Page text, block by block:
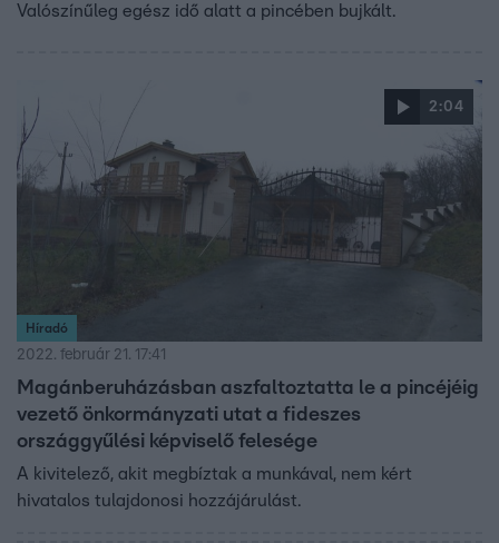
Valószínűleg egész idő alatt a pincében bujkált.
2:04
Híradó
2022. február 21. 17:41
Magánberuházásban aszfaltoztatta le a pincéjéig
vezető önkormányzati utat a fideszes
országgyűlési képviselő felesége
A kivitelező, akit megbíztak a munkával, nem kért
hivatalos tulajdonosi hozzájárulást.